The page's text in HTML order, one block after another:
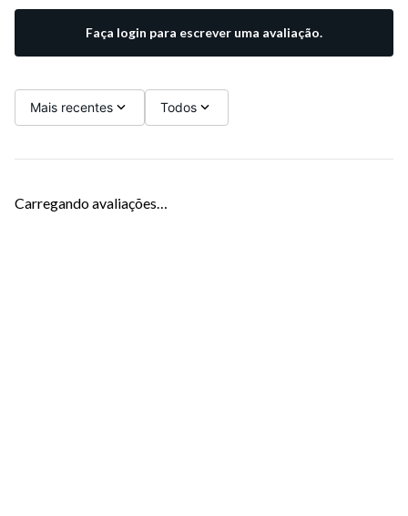
Faça login para escrever uma avaliação.
Mais recentes Todos
Carregando avaliações…